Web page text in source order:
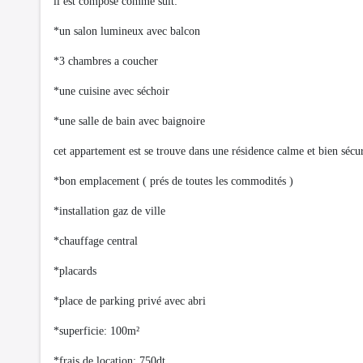
*un salon lumineux avec balcon
*3 chambres a coucher
*une cuisine avec séchoir
*une salle de bain avec baignoire
cet appartement est se trouve dans une résidence calme et bien
*bon emplacement ( prés de toutes les commodités )
*installation gaz de ville
*chauffage central
*placards
*place de parking privé avec abri
*superficie: 100m²